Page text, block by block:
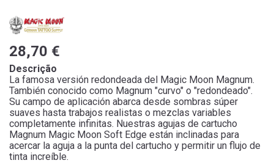
28,70 €
Descrição
La famosa versión redondeada del Magic Moon Magnum.
También conocido como Magnum "curvo" o "redondeado".
Su campo de aplicación abarca desde sombras súper
suaves hasta trabajos realistas o mezclas variables
completamente infinitas. Nuestras agujas de cartucho
Magnum Magic Moon Soft Edge están inclinadas para
acercar la aguja a la punta del cartucho y permitir un flujo de
tinta increíble.